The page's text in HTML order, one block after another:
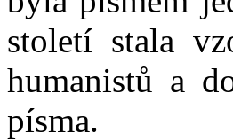
století stala
humanistů a
písma.